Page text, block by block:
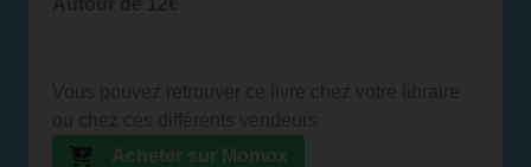
Acheter sur Momox